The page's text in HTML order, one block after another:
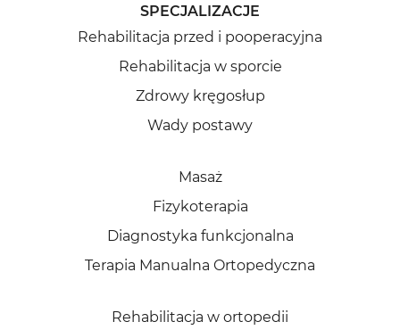
SPECJALIZACJE
Rehabilitacja przed i pooperacyjna
Rehabilitacja w sporcie
Zdrowy kręgosłup
Wady postawy
Masaż
Fizykoterapia
Diagnostyka funkcjonalna
Terapia Manualna Ortopedyczna
Rehabilitacja w ortopedii